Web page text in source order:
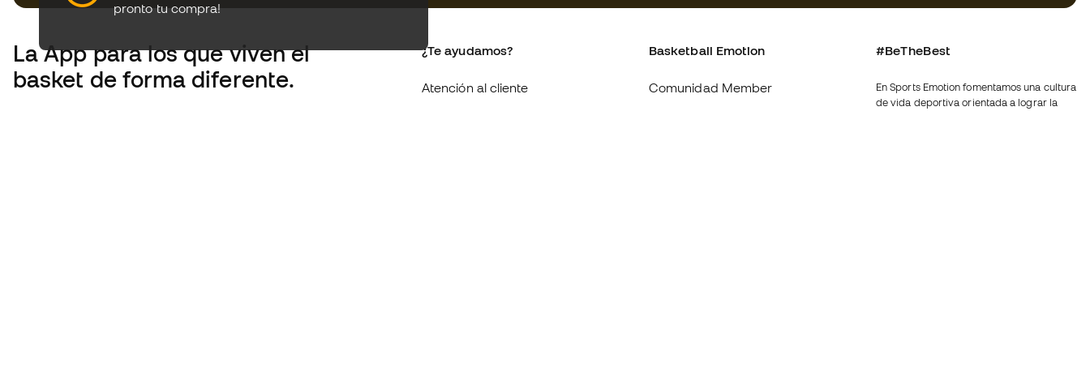
pronto tu compra!
La Apppara los que viven el
basket de forma diferente.
¿Te ayudamos?
Atención al cliente
Basketball Emotion
Comunidad Member
#BeTheBest
En Sports Emotion fomentamos una cultura
de vida deportiva orientada a lograr la